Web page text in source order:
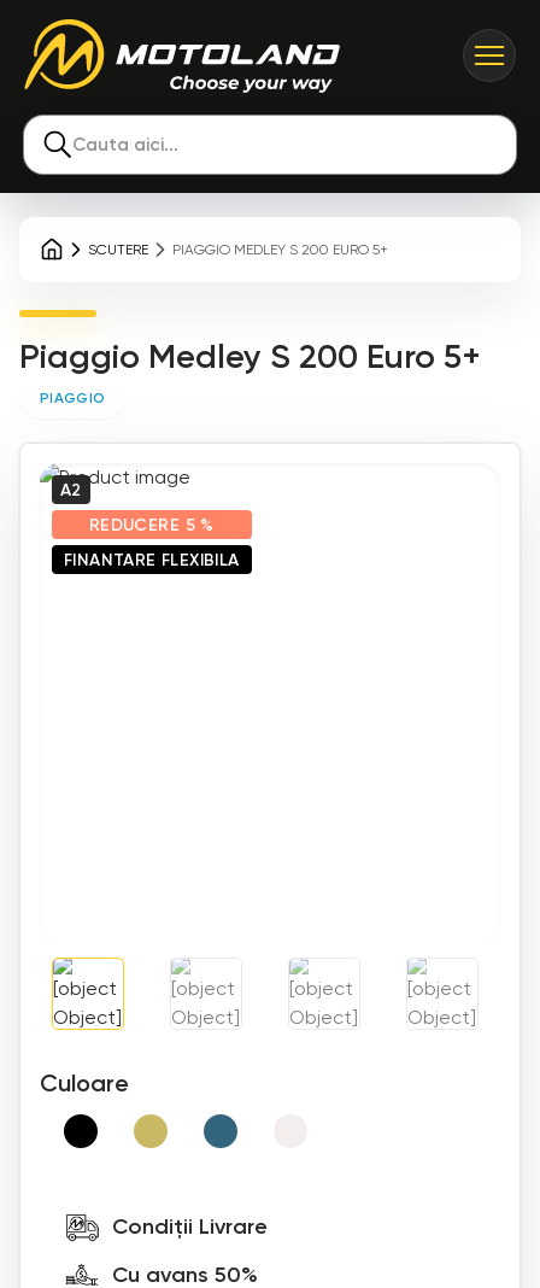
Cauta aici...
SCUTERE PIAGGIO MEDLEY S 200 EURO 5+
Piaggio Medley S 200 Euro 5+
PIAGGIO
A2
REDUCERE 5 %
FINANTARE FLEXIBILA
Culoare
Condiții Livrare
Cu avans 50%